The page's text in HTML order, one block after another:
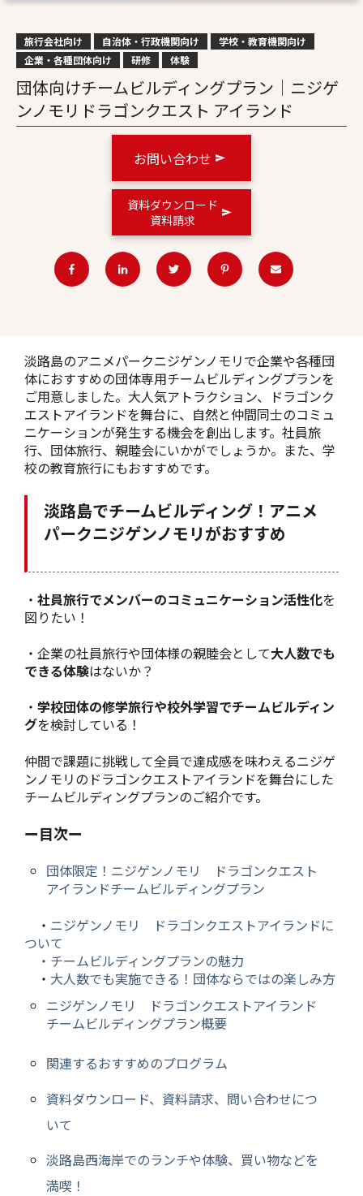
旅行会社向け 自治体・行政機関向け
学校・教育機関向け
企業・各種団体向け
研修 体験
団体向けチームビルディングプラン│ニジゲ
ンノモリドラゴンクエスト アイランド
お問い合わせ
資料ダウンロード
資料請求
淡路島のアニメパークニジゲンノモリで企業や各種団
体におすすめの団体専用チームビルディングプランを
ご用意しました。大人気アトラクション、ドラゴンク
エストアイランドを舞台に、自然と仲間同士のコミュ
ニケーションが発生する機会を創出します。社員旅
行、団体旅行、親睦会にいかがでしょうか。また、学
校の教育旅行にもおすすめです。
淡路島でチームビルディング！アニメ
パークニジゲンノモリがおすすめ
・ 社員旅行でメンバーのコミュニケーション活性化を
図りたい！
・企業の社員旅行や団体様の親睦会として大人数でも
できる体験はないか？
・ 学校団体の修学旅行や校外学習でチームビルディン
グを検討している！
仲間で課題に挑戦して全員で達成感を味わえるニジゲ
ンノモリのドラゴンクエストアイランドを舞台にした
チームビルディングプランのご紹介です。
ー目次ー
団体限定！ニジゲンノモリ ドラゴンクエスト
アイランドチームビルディングプラン
・ ニジゲンノモリ ドラゴンクエストアイランドに
ついて
・チームビルディングプランの魅力
・ 大人数でも実施できる！団体ならではの楽しみ方
ニジゲンノモリ ドラゴンクエストアイランド
チームビルディングプラン概要
関連するおすすめのプログラム
資料ダウンロード、資料請求、問い合わせにつ
いて
淡路島西海岸でのランチや体験、買い物などを
満喫！